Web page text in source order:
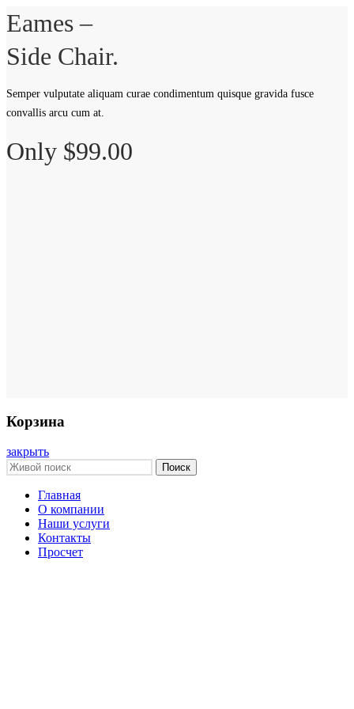
Eames –
Side Chair.
Semper vulputate aliquam curae condimentum quisque gravida fusce
convallis arcu cum at.
Only $99.00
Корзина
закрыть
Поиск
Главная
О компании
Наши услуги
Контакты
Просчет